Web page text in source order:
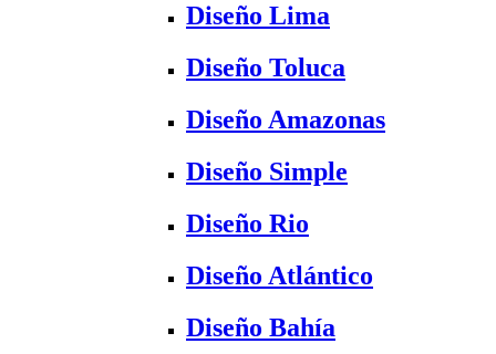
Diseño Lima
Diseño Toluca
Diseño Amazonas
Diseño Simple
Diseño Rio
Diseño Atlántico
Diseño Bahía